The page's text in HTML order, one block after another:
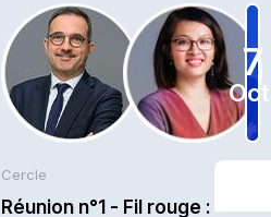
7
Cercle
Réunion n°1 - Fil rouge :